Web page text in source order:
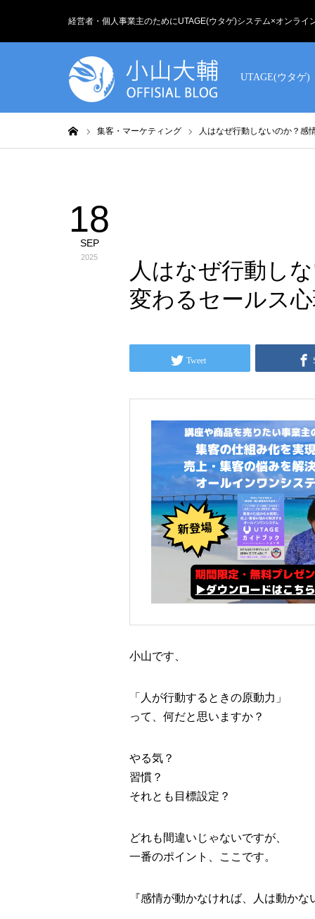
経営者・個人事業主のためにUTAGE(ウタゲ)システム×オンライ
UTAGE(ウタゲ)
集客・マーケティング 人はなぜ行動しないのか？
18
SEP
2025
人はなぜ行動し
変わるセールス
Tweet
小山です、
「人が行動するときの原動力」
って、何だと思いますか？
やる気？
習慣？
それとも目標設定？
どれも間違いじゃないですが、
一番のポイント、ここです。
『感情が動かなければ、人は動かな